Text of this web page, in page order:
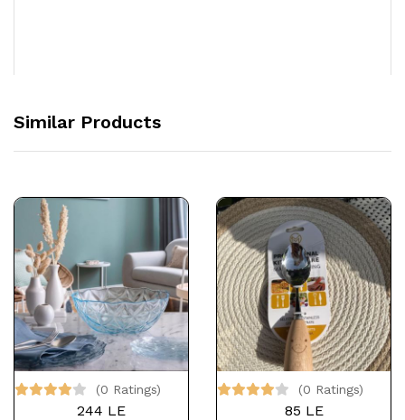
Similar Products
(0 Ratings)
244 LE
(0 Ratings)
85 LE